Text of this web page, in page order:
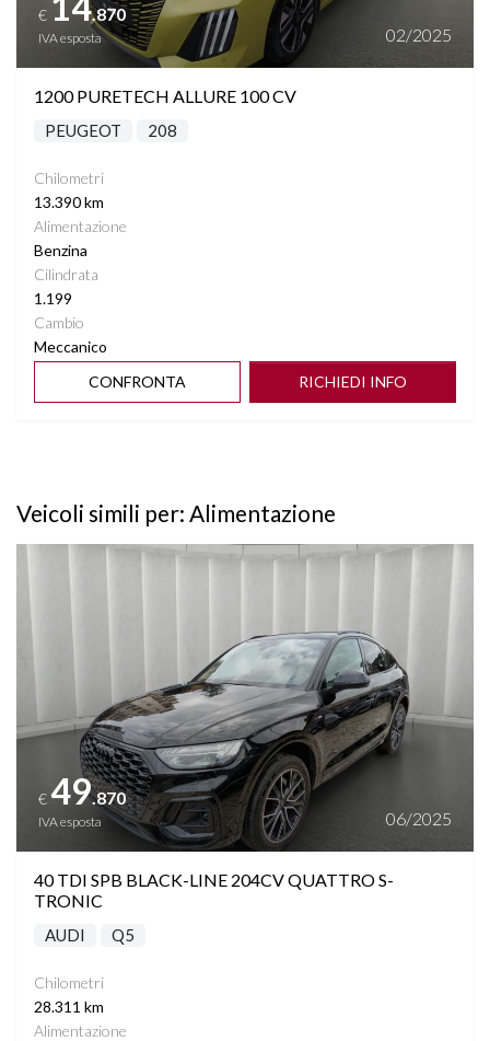
€ .870
IVA esposta 02/2025
1200 PURETECH ALLURE 100 CV
PEUGEOT 208
Chilometri
13.390 km
Alimentazione
Benzina
Cilindrata
1.199
Cambio
Meccanico
CONFRONTA
RICHIEDI INFO
Veicoli simili per: Alimentazione
Vedi dettagli
€49.870
IVA esposta 06/2025
40 TDI SPB BLACK-LINE 204CV QUATTRO S-
TRONIC
AUDI Q5
Chilometri
28.311 km
Alimentazione